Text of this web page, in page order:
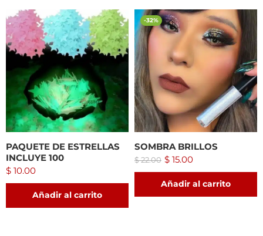
PAQUETE DE ESTRELLAS
INCLUYE 100
$ 10.00
Añadir al carrito
-32%
SOMBRA BRILLOS
$22.00 $ 15.00
Añadir al carrito